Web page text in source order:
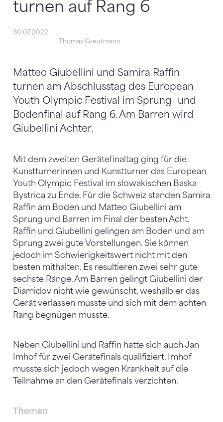
turnen auf Rang 6
30.07.2022
Thomas Greutmann
Matteo Giubellini und Samira Raffin
turnen am Abschlusstag des European
Youth Olympic Festival im Sprung- und
Bodenfinal auf Rang 6. Am Barren wird
Giubellini Achter.
Mit dem zweiten Gerätefinaltag ging für die
Kunstturnerinnen und Kunstturner das European
Youth Olympic Festival im slowakischen Baska
Bystrica zu Ende. Für die Schweiz standen Samira
Raffin am Boden und Matteo Giubellini am
Sprung und Barren im Final der besten Acht.
Raffin und Giubellini gelingen am Boden und am
Sprung zwei gute Vorstellungen. Sie können
jedoch im Schwierigkeitswert nicht mit den
besten mithalten. Es resultieren zwei sehr gute
sechste Ränge. Am Barren gelingt Giubellini der
Diamidov nicht wie gewünscht, weshalb er das
Gerät verlassen musste und sich mit dem achten
Rang begnügen musste.
Neben Giubellini und Raffin hatte sich auch Jan
Imhof für zwei Gerätefinals qualifiziert. Imhof
musste sich jedoch wegen Krankheit auf die
Teilnahme an den Gerätefinals verzichten.
Themen